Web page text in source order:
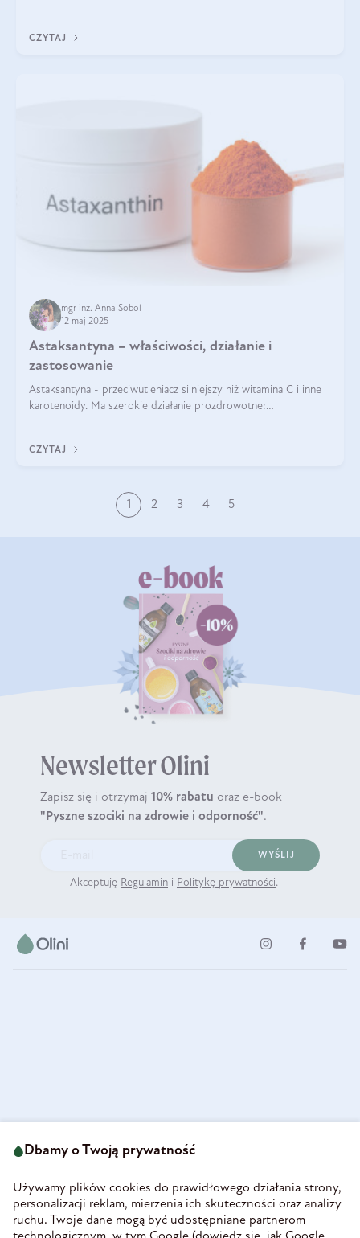
CZYTAJ
mgr inż. Anna Sobol
12 maj 2025
Astaksantyna – właściwości, działanie i
zastosowanie
Astaksantyna - przeciwutleniacz silniejszy niż witamina C i inne
karotenoidy. Ma szerokie działanie prozdrowotne:
CZYTAJ
1 2 3 4 5
Newsletter Olini
Zapisz się i otrzymaj 10% rabatu oraz e-book
"Pyszne szociki na zdrowie i odporność".
WYŚLIJ
Akceptuję Regulamin i Politykę prywatności.
58-160 Świebodzice
REGON 890213034
INFORMACJE
Dbamy o Twoją prywatność
Używamy plików cookies do prawidłowego działania strony,
personalizacji reklam, mierzenia ich skuteczności oraz analizy
ruchu. Twoje dane mogą być udostępniane partnerom